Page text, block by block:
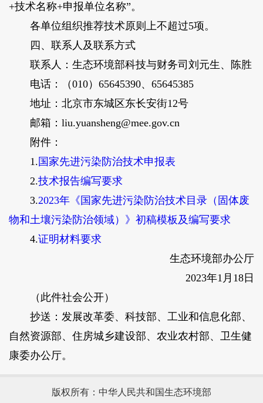
+技术名称+申报单位名称”。
各单位组织推荐技术原则上不超过5项。
四、联系人及联系方式
联系人：生态环境部科技与财务司刘元生、陈胜
电话：（010）65645390、65645385
地址：北京市东城区东长安街12号
邮箱：liu.yuansheng@mee.gov.cn
附件：
1. 国家先进污染防治技术申报表
2.技术报告编写要求
3.2023年《国家先进污染防治技术目录（固体废
物和土壤污染防治领域）》初稿模板及编写要求
4.证明材料要求
生态环境部办公厅
2023年1月18日
（此件社会公开）
抄送：发展改革委、科技部、工业和信息化部、
自然资源部、住房城乡建设部、农业农村部、卫生健
康委办公厅。
版权所有：中华人民共和国生态环境部